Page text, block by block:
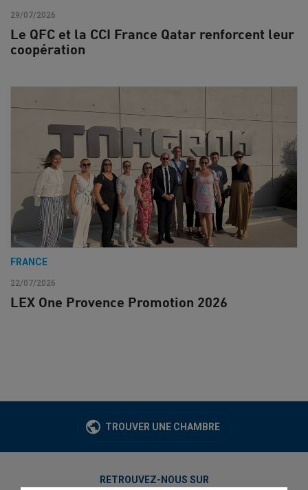
29/07/2026
Le QFC et la CCI France Qatar renforcent leur
coopération
FRANCE
22/07/2026
LEX One Provence Promotion 2026
TROUVER UNE CHAMBRE
RETROUVEZ-NOUS SUR